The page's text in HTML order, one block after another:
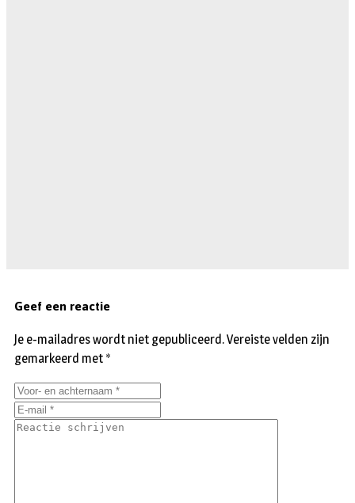
Geef een reactie
Je e-mailadres wordt niet gepubliceerd.Vereiste velden zijn
gemarkeerd met *